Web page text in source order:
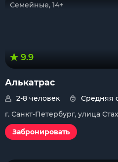
Семейные, 14+
9.9
Алькатрас
2-8 человек
Средняя
г. Санкт-Петербург, улица
Забронировать